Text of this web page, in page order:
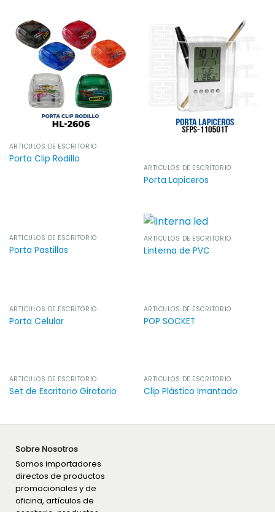
ARTÍCULOS DE ESCRITORIO
Porta Clip Rodillo
ARTÍCULOS DE ESCRITORIO
Porta Lapiceros
ARTÍCULOS DE ESCRITORIO
Porta Pastillas
ARTÍCULOS DE ESCRITORIO
Linterna de PVC
ARTÍCULOS DE ESCRITORIO
Porta Celular
ARTÍCULOS DE ESCRITORIO
POP SOCKET
ARTÍCULOS DE ESCRITORIO
Set de Escritorio Giratorio
ARTÍCULOS DE ESCRITORIO
Clip Plástico Imantado
Sobre Nosotros
Somos importadores
directos de productos
promocionales y de
oficina, artículos de